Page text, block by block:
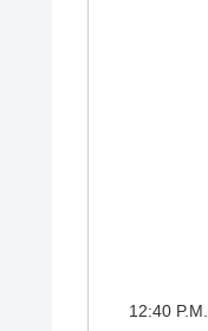
12:40 P.M.